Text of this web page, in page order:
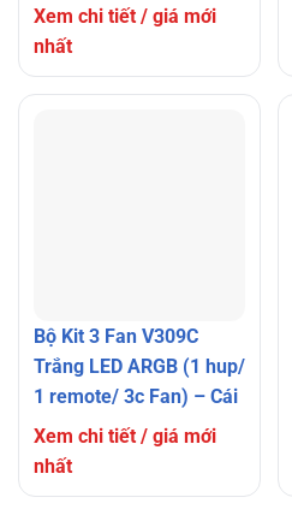
Xem chi tiết / giá mới
nhất
Bộ Kit 3 Fan V309C
Trắng LED ARGB (1 hup/
1 remote/ 3c Fan) – Cái
Xem chi tiết / giá mới
nhất